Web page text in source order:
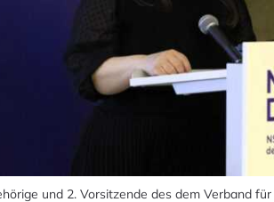
und 2. Vorsitzende des dem Verband